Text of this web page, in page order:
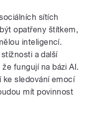
sítích
opatřeny štítkem,
inteligencí.
a další
fungují na bázi AI.
ke sledování emocí
mít povinnost